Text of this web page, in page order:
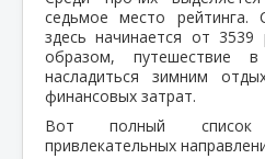
седьмое место рейтинга.
здесь начинается от
образом, путешествие
насладиться зимним
финансовых затрат.
Вот полный список
привлекательных